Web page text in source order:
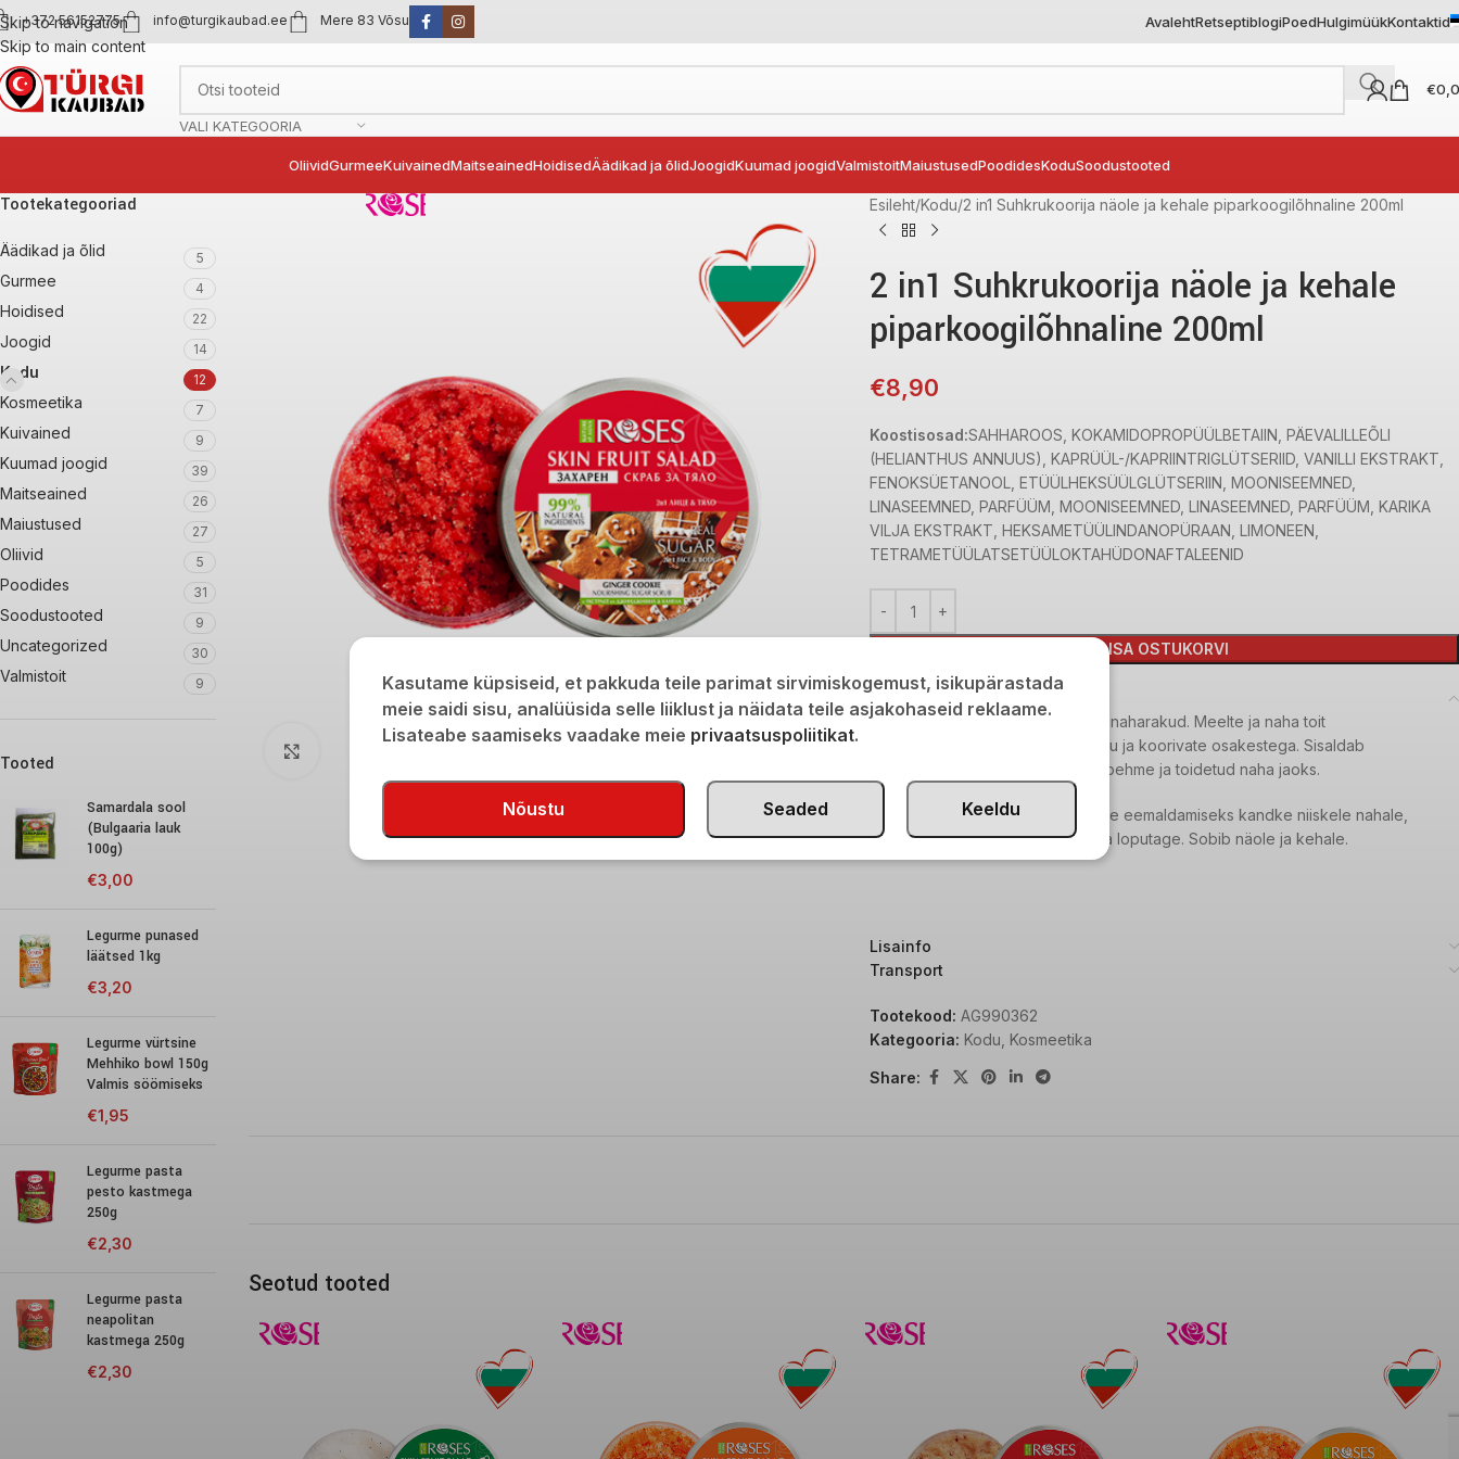
Skip to navigation
Skip to main content
+372 56152775 info@turgikaubad.ee Mere 83 Võsu AvalehtRetseptiblogiPoedHulgimüükKontaktid
VALI KATEGOORIA
€
OliividGurmeeKuivainedMaitseainedHoidisedÄädikad ja õlidJoogidKuumad joogidValmistoitMaiustusedPoodidesKoduSoodustooted
Tootekategooriad
Äädikad ja õlid 5
Gurmee 4
Hoidised 22
Joogid 14
Kodu 12
Kosmeetika 7
Kuivained 9
Kuumad joogid 39
Maitseained 26
Maiustused 27
Oliivid 5
Poodides 31
Soodustooted 9
Uncategorized 30
Valmistoit 9
Tooted
Samardala sool
(Bulgaaria lauk
100g)
€3,00
Legurme punased
läätsed 1kg
€3,20
Legurme vürtsine
Mehhiko bowl 150g
Valmis söömiseks
€1,95
Legurme pasta
pesto kastmega
250g
€2,30
Legurme pasta
neapolitan
kastmega 250g
€2,30
Esileht Kodu 2 in1 Suhkrukoorija näole ja kehale piparkoogilõhnaline 200ml
2 in1 Suhkrukoorija näole ja kehale
piparkoogilõhnaline 200ml
€8,90
Koostisosad:SAHHAROOS, KOKAMIDOPROPÜÜLBETAIIN, PÄEVALILLEÕLI
(HELIANTHUS ANNUUS), KAPRÜÜL-/KAPRIINTRIGLÜTSERIID, VANILLI EKSTRAKT,
FENOKSÜETANOOL, ETÜÜLHEKSÜÜLGLÜTSERIIN, MOONISEEMNED,
LINASEEMNED, PARFÜÜM, MOONISEEMNED, LINASEEMNED, PARFÜÜM, KARIKA
VILJA EKSTRAKT, HEKSAMETÜÜLINDANOPÜRAAN, LIMONEEN,
TETRAMETÜÜLATSETÜÜLOKTAHÜDONAFTALEENID
LISA OSTUKORVI
Kirjeldus
Koorib õrnalt ja eemaldab surnud naharakud. Meelte ja naha toit
puuviljamahlade, loodusliku suhkru ja koorivate osakestega. Sisaldab
looduslikke õlisid siidiselt sileda, pehme ja toidetud naha jaoks.
Kasutamine:Surnud naharakkude eemaldamiseks kandke niiskele nahale,
masseerige ringjate liigutustega ja loputage. Sobib näole ja kehale.
Lisainfo
Transport
Tootekood:AG990362
Kategooria: Kodu Kosmeetika
Share:
Seotud tooted
Kasutame küpsiseid, et pakkuda teile parimat sirvimiskogemust, isikupärastada
meie saidi sisu, analüüsida selle liiklust ja näidata teile asjakohaseid reklaame.
Lisateabe saamiseks vaadake meie privaatsuspoliitikat.
Nõustu Seaded Keeldu